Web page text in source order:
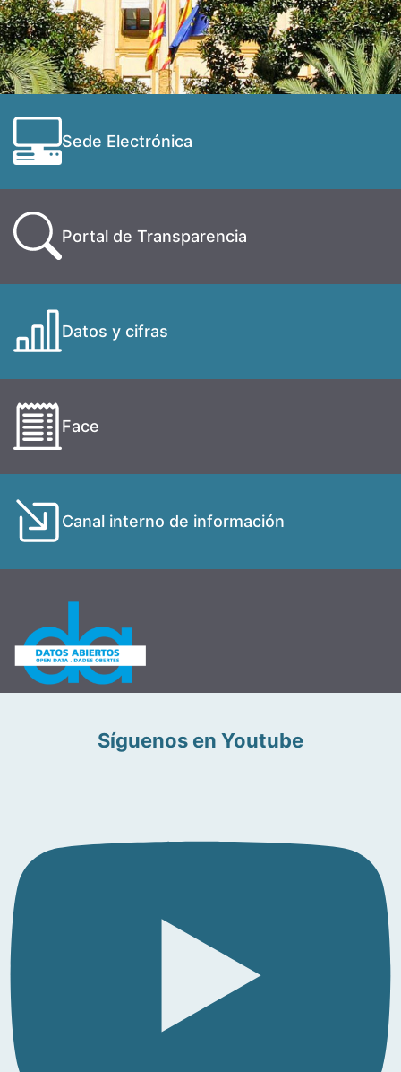
Sede Electrónica
Portal de Transparencia
Datos y cifras
Face
Canal interno de información
Síguenos en Youtube